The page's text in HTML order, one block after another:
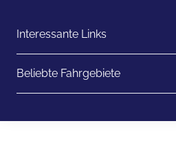
Interessante Links
Beliebte Fahrgebiete